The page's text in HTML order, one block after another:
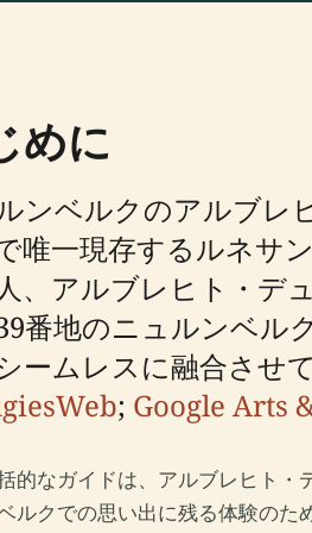
めに
ンベルクのアルブレ
唯一現存するルネサ
、アルブレヒト・デ
番地のニュルンベル
ームレスに融合させ
; Google Arts
的なガイドは、アルブレヒト
ルクでの思い出に残る体験のた